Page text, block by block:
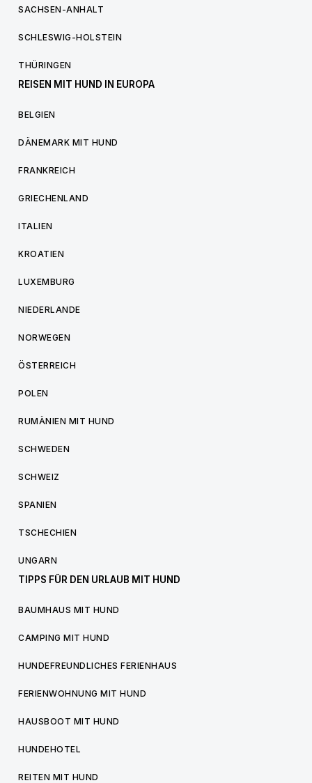
SACHSEN-ANHALT
SCHLESWIG-HOLSTEIN
THÜRINGEN
REISEN MIT HUND IN EUROPA
BELGIEN
DÄNEMARK MIT HUND
FRANKREICH
GRIECHENLAND
ITALIEN
KROATIEN
LUXEMBURG
NIEDERLANDE
NORWEGEN
ÖSTERREICH
POLEN
RUMÄNIEN MIT HUND
SCHWEDEN
SCHWEIZ
SPANIEN
TSCHECHIEN
UNGARN
TIPPS FÜR DEN URLAUB MIT HUND
BAUMHAUS MIT HUND
CAMPING MIT HUND
HUNDEFREUNDLICHES FERIENHAUS
FERIENWOHNUNG MIT HUND
HAUSBOOT MIT HUND
HUNDEHOTEL
REITEN MIT HUND